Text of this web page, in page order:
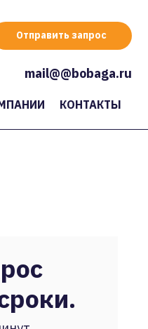
Отправить запрос
mail@@bobaga.ru
КОНТАКТЫ